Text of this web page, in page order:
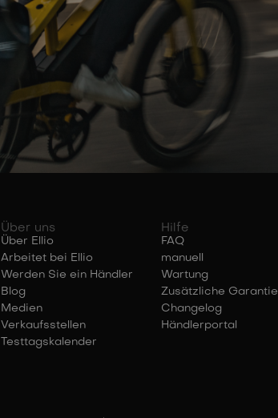
Über uns
Über Ellio
Arbeitet bei Ellio
Werden Sie ein Händler
Blog
Medien
Verkaufsstellen
Testtagskalender
Hilfe
FAQ
manuell
Wartung
Zusätzliche Garantie
Changelog
Händlerportal